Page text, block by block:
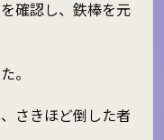
確認し、鉄棒を元
。
さきほど倒した者